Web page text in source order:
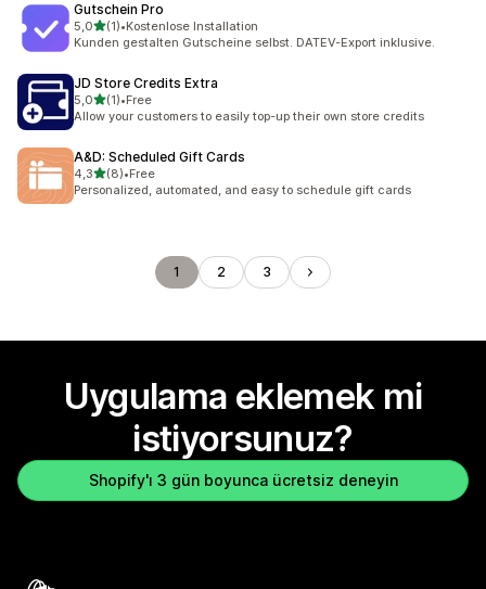
Gutschein Pro
5,05 yıldız üzerinden
(1)
toplam 1 değerlendirme
•Kostenlose Installation
Kunden gestalten Gutscheine selbst. DATEV-Export inklusive.
JD Store Credits Extra
5,05 yıldız üzerinden
(1)
toplam 1 değerlendirme
•Free
Allow your customers to easily top-up their own store credits
A&D: Scheduled Gift Cards
4,35 yıldız üzerinden
(8)
toplam 8 değerlendirme
•Free
Personalized, automated, and easy to schedule gift cards
1 2 3
Uygulama eklemek mi
istiyorsunuz?
Shopify'ı 3 gün boyunca ücretsiz deneyin